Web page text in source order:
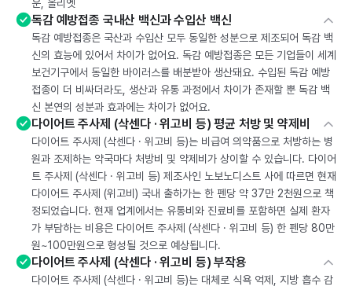
운, 올리엣
독감 예방접종 국내산 백신과 수입산 백신
독감 예방접종은 국산과 수입산 모두 동일한 성분으로 제조되어 독감 백
신의 효능에 있어서 차이가 없어요. 독감 예방접종은 모든 기업들이 세계
보건기구에서 동일한 바이러스를 배분받아 생산돼요. 수입된 독감 예방
접종이 더 비싸더라도, 생산과 유통 과정에서 차이가 존재할 뿐 독감 백
신 본연의 성분과 효과에는 차이가 없어요.
다이어트 주사제 (삭센다 · 위고비 등) 평균 처방 및 약제비
다이어트 주사제 (삭센다 · 위고비 등)는 비급여 의약품으로 처방하는 병
원과 조제하는 약국마다 처방비 및 약제비가 상이할 수 있습니다. 다이어
트 주사제 (삭센다 · 위고비 등) 제조사인 노보노디스트 사에 따르면 현재
다이어트 주사제 (위고비) 국내 출하가는 한 펜당 약 37만 2천원으로 책
정되었습니다. 현재 업계에서는 유통비와 진료비를 포함하면 실제 환자
가 부담하는 비용은 다이어트 주사제 (삭센다 · 위고비 등) 한 펜당 80만
원~100만원으로 형성될 것으로 예상됩니다.
다이어트 주사제 (삭센다 · 위고비 등) 부작용
다이어트 주사제 (삭센다 · 위고비 등)는 대체로 식욕 억제, 지방 흡수 감